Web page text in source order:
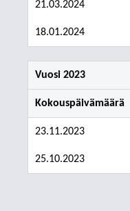
21.03.2024
18.01.2024
Vuosi 2023
Kokouspäivämäärä
23.11.2023
25.10.2023